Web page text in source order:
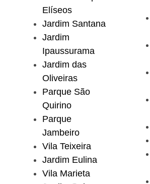
Elíseos
Jardim Santana
Jardim
Ipaussurama
Jardim das
Oliveiras
Parque São
Quirino
Parque
Jambeiro
Vila Teixeira
Jardim Eulina
Vila Marieta